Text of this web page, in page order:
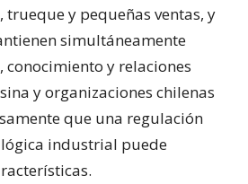
y pequeñas ventas, y
simultáneamente
y relaciones
y organizaciones chilenas
que una regulación
industrial puede